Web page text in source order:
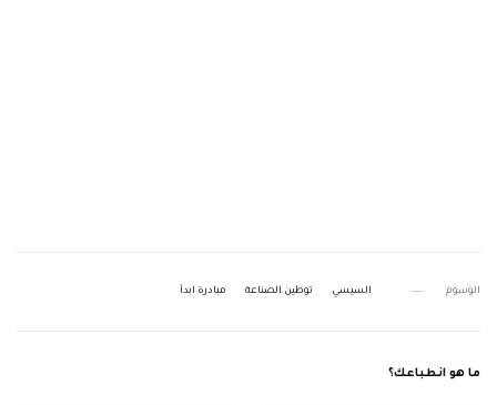
الوسوم السيسي توطين الصناعة مبادرة ابدأ
ما هو انطباعك؟